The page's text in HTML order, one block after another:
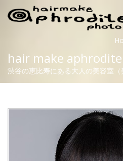
hair make
渋谷の恵比寿にある大人の美容室（